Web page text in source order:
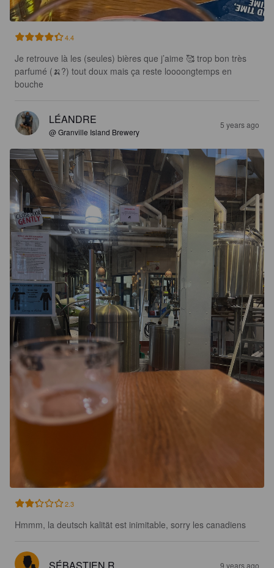
4.4
Je retrouve là les (seules) bières que j’aime 🥰 trop bon très
parfumé (🍌?) tout doux mais ça reste loooongtemps en
bouche
LÉANDRE
@ Granville Island Brewery
5 years ago
2.3
Hmmm, la deutsch kalität est inimitable, sorry les canadiens
SÉBASTIEN R 9 years ago